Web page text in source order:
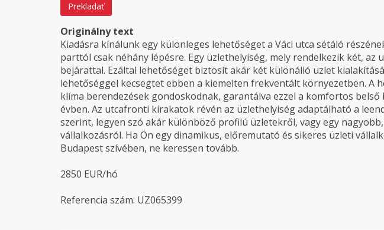
Prekladať
Originálny text
Kiadásra kínálunk egy különleges lehetőséget a Váci utca sétáló
parttól csak néhány lépésre. Egy üzlethelyiség, mely rendelkezik két, az
bejárattal. Ezáltal lehetőséget biztosít akár két különálló üzlet
lehetőséggel kecsegtet ebben a kiemelten frekventált környezetben. A
klíma berendezések gondoskodnak, garantálva ezzel a komfortos belső
évben. Az utcafronti kirakatok révén az üzlethelyiség adaptálható a
szerint, legyen szó akár különböző profilú üzletekről, vagy egy
vállalkozásról. Ha Ön egy dinamikus, előremutató és sikeres üzleti
Budapest szívében, ne keressen tovább.
2850 EUR/hó
Referencia szám: UZ065399